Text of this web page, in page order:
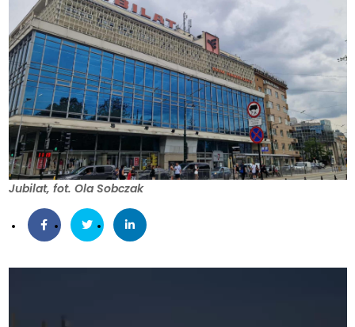
Jubilat, fot. Ola Sobczak